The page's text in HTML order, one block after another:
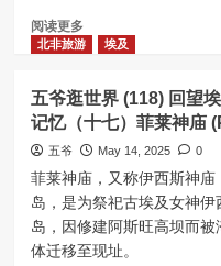
神
庙
Temple）
行
程，
越
十
三
年
的
记
忆
（十
九）
阅读更多Read
more
五
爷
逛
世
界
(119)
回
望
埃
北非旅游 埃及
五爷逛世界 (118) 回望
记忆（十七）菲莱神庙
五爷 May 14, 2025 0
菲莱神庙，又称伊西斯神
岛，是为祭祀古埃及女神
岛，因修建阿斯旺高坝而
体迁移至现址。